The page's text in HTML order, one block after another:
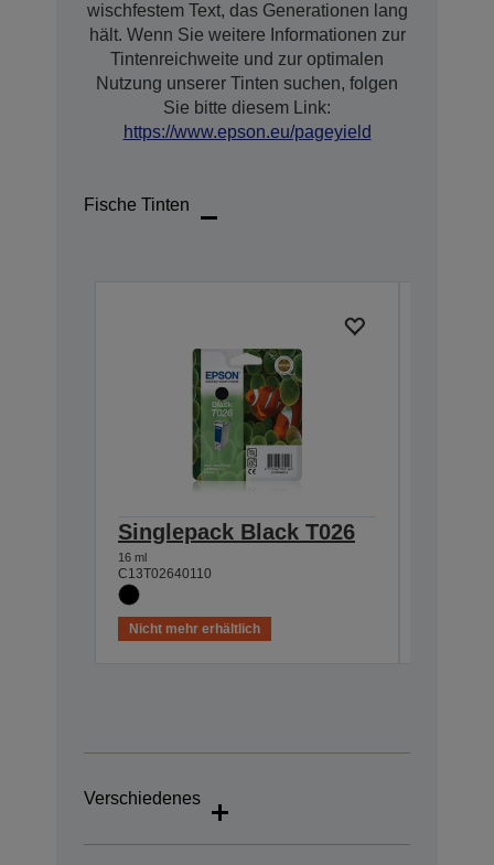
wischfestem Text, das Generationen lang
hält. Wenn Sie weitere Informationen zur
Tintenreichweite und zur optimalen
Nutzung unserer Tinten suchen, folgen
Sie bitte diesem Link:
https://www.epson.eu/pageyield
Fische Tinten
Singlepack Black T026
16 ml
C13T02640110
Nicht mehr erhältlich
Verschiedenes